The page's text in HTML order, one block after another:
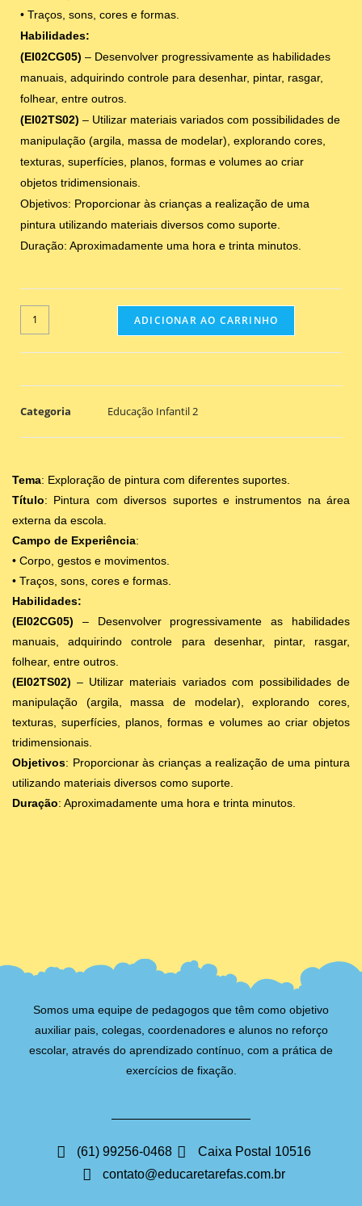
• Traços, sons, cores e formas.
Habilidades:
(EI02CG05) – Desenvolver progressivamente as habilidades
manuais, adquirindo controle para desenhar, pintar, rasgar,
folhear, entre outros.
(EI02TS02) – Utilizar materiais variados com possibilidades de
manipulação (argila, massa de modelar), explorando cores,
texturas, superfícies, planos, formas e volumes ao criar
objetos tridimensionais.
Objetivos: Proporcionar às crianças a realização de uma
pintura utilizando materiais diversos como suporte.
Duração: Aproximadamente uma hora e trinta minutos.
ADICIONAR AO CARRINHO
Categoria Educação Infantil 2
Tema: Exploração de pintura com diferentes suportes.
Título: Pintura com diversos suportes e instrumentos na área
externa da escola.
Campo de Experiência:
• Corpo, gestos e movimentos.
• Traços, sons, cores e formas.
Habilidades:
(EI02CG05) – Desenvolver progressivamente as habilidades
manuais, adquirindo controle para desenhar, pintar, rasgar,
folhear, entre outros.
(EI02TS02) – Utilizar materiais variados com possibilidades de
manipulação (argila, massa de modelar), explorando cores,
texturas, superfícies, planos, formas e volumes ao criar objetos
tridimensionais.
Objetivos: Proporcionar às crianças a realização de uma pintura
utilizando materiais diversos como suporte.
Duração: Aproximadamente uma hora e trinta minutos.
Somos uma equipe de pedagogos que têm como objetivo
auxiliar pais, colegas, coordenadores e alunos no reforço
escolar, através do aprendizado contínuo, com a prática de
exercícios de fixação.
(61) 99256-0468
Caixa Postal 10516
contato@educaretarefas.com.br